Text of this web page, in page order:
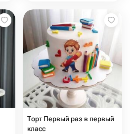
Торт Первый раз в первый
класс